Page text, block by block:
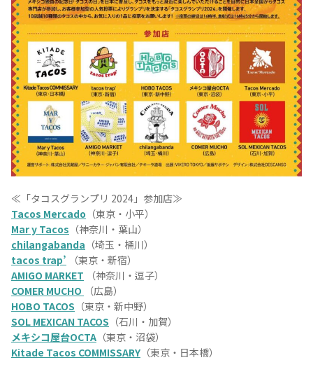
≪「タコスグランプリ 2024」参加店≫
Tacos Mercado （東京・小平）
Mar y Tacos （神奈川・葉山）
chilangabanda （埼玉・桶川）
tacos trap’ （東京・新宿）
AMIGO MARKET （神奈川・逗子）
COMER MUCHO
（広島）
HOBO TACOS （東京・新中野）
SOL MEXICAN TACOS （石川・加賀）
メキシコ屋台OCTA （東京・沼袋）
Kitade Tacos COMMISSARY （東京・日本橋）